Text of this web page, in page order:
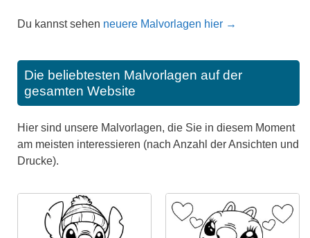
Du kannst sehen neuere Malvorlagen hier →
Die beliebtesten Malvorlagen auf der
gesamten Website
Hier sind unsere Malvorlagen, die Sie in diesem Moment
am meisten interessieren (nach Anzahl der Ansichten und
Drucke).